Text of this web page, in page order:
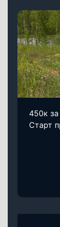
450к
Старт